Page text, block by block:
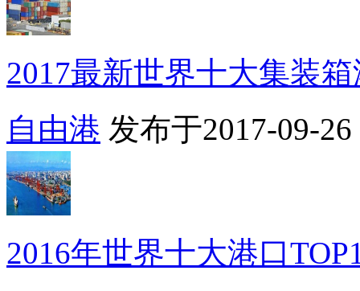
2017最新世界十大集装
自由港 发布于2017-09-26
2016年世界十大港口